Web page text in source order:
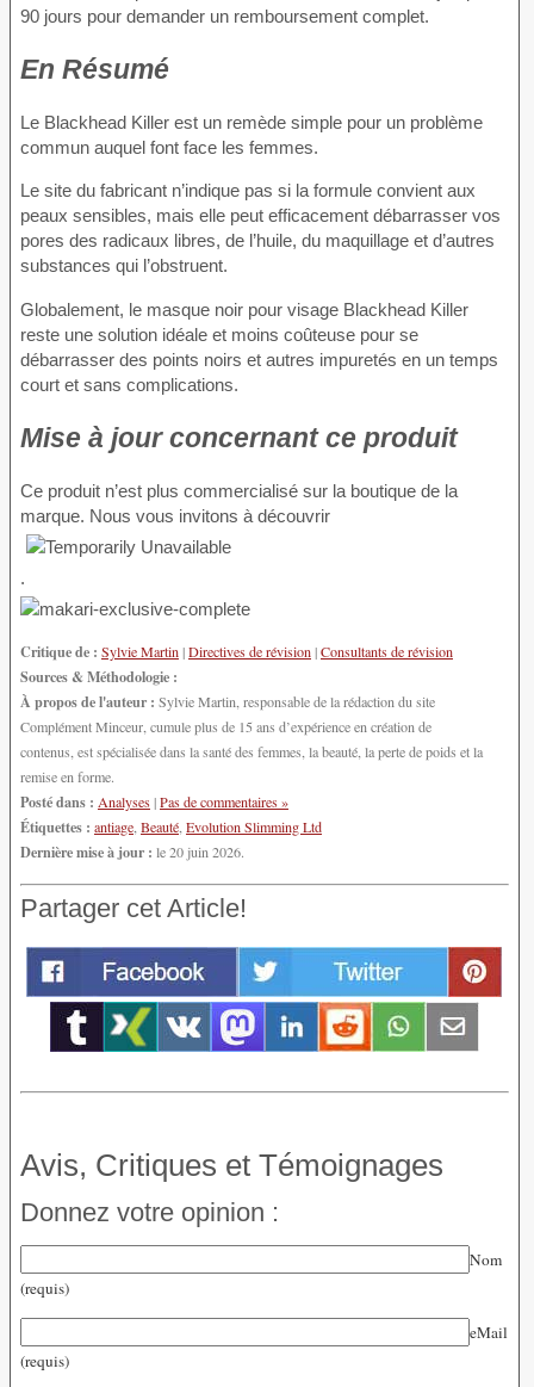
90 jours pour demander un remboursement complet.
En Résumé
Le Blackhead Killer est un remède simple pour un problème
commun auquel font face les femmes.
Le site du fabricant n’indique pas si la formule convient aux
peaux sensibles, mais elle peut efficacement débarrasser vos
pores des radicaux libres, de l’huile, du maquillage et d’autres
substances qui l’obstruent.
Globalement, le masque noir pour visage Blackhead Killer
reste une solution idéale et moins coûteuse pour se
débarrasser des points noirs et autres impuretés en un temps
court et sans complications.
Mise à jour concernant ce produit
Ce produit n’est plus commercialisé sur la boutique de la
marque. Nous vous invitons à découvrir
.
Critique de : Sylvie Martin|Directives de révision|Consultants de révision
Sources & Méthodologie :
À propos de l'auteur : Sylvie Martin, responsable de la rédaction du site
Complément Minceur, cumule plus de 15 ans d’expérience en création de
contenus, est spécialisée dans la santé des femmes, la beauté, la perte de poids et la
remise en forme.
Posté dans : Analyses|Pas de commentaires »
Étiquettes : antiage Beauté Evolution Slimming Ltd
Dernière mise à jour : le 20 juin 2026.
Partager cet Article!
Avis, Critiques et Témoignages
Donnez votre opinion :
Nom
(requis)
eMail
(requis)